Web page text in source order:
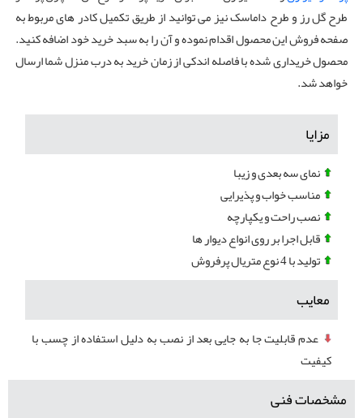
طرح گل رز و طرح داماسک نیز می توانید از طریق تکمیل کادر های مربوط به
صفحه فروش این محصول اقدام نموده و آن را به سبد خرید خود اضافه کنید.
محصول خریداری شده با فاصله اندکی از زمان خرید به درب منزل شما ارسال
خواهد شد.
مزایا
نمای سه بعدی و زیبا
مناسب خواب و پذیرایی
نصب راحت و یکپارچه
قابل اجرا بر روی انواع دیوار ها
تولید با 4 نوع متریال پرفروش
معایب
عدم قابلیت جا به جایی بعد از نصب به دلیل استفاده از چسب با
کیفیت
مشخصات فنی